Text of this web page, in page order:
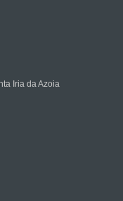
Iria da Azoia